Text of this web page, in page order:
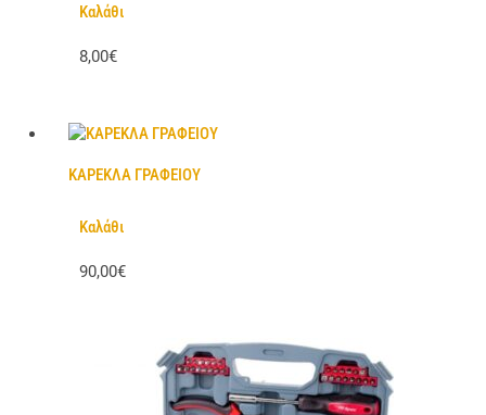
Καλάθι
8,00€
ΚΑΡΕΚΛΑ ΓΡΑΦΕΙΟΥ
Καλάθι
90,00€